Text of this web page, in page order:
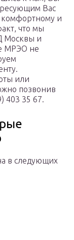
Вас
и
что мы
Москвы и
МРЭО не
или
позвонив
403 35 67.
в следующих